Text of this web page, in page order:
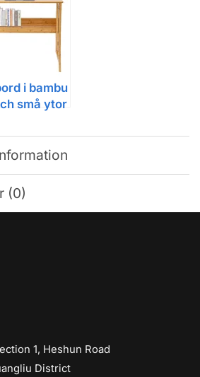
i bambu
små ytor
(0)
1, Heshun Road
District